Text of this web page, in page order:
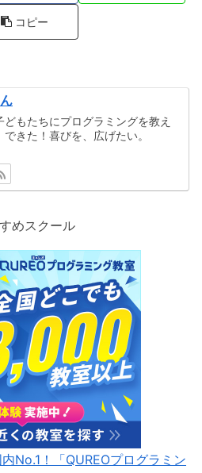
コピー
どもたちにプログラミングを教え
できた！喜びを、広げたい。
めスクール
No.1！「QUREOプログラミン